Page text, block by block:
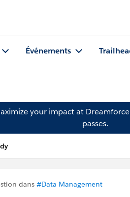
Événements
your impact at
passes.
dans #Data Management